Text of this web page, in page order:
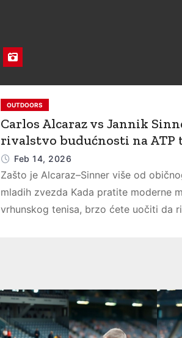
OUTDOORS
Carlos Alcaraz vs Jannik
rivalstvo budućnosti na ATP
Feb 14, 2026
Zašto je Alcaraz–Sinner više od
mladih zvezda Kada pratite moderne
vrhunskog tenisa, brzo ćete uočiti da